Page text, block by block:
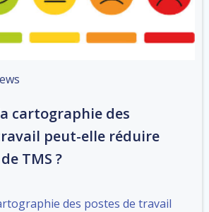
cartographie des
peut-elle réduire
TMS ?
des postes de travail